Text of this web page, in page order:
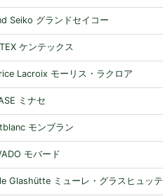
Seiko グランドセイコー
ケンテックス
Lacroix モーリス・ラクロア
ミナセ
モンブラン
モバード
Glashütte ミューレ・グラスヒュッテ